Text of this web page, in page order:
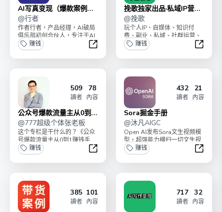
AI写真变现（爆款案例拆
解）
@行者
作者行者，产品经理，AI破局
俱乐部初创合伙人，专注于AI
绘画，AI视频领域。公众号日
更百天，3个月粉...
赚钱
AI写真变现（爆款案例拆解）
挽歌独家出品·私域IP营销
课
@挽歌
玩个人IP、自媒体、知识付
费、副业、私域、社群运营、
朋友圈运营、副业等的朋友，
建议订阅本专栏，逐步打...
赚钱
挽歌
509
讀者
78
內容
公众号爆款流量主从0到1
赚钱手册
@777超级个体张老板
这个专栏是干什么的？《公众
号爆款流量主从0到1赚钱手
册》，带你从0到1学习项目的
操作，不仅学会一个赚...
赚钱
公众号爆款流量主从0到1赚钱手册
432
讀者
21
內容
Sora掘金手册
@沐凡AIGC
Open AI发布Sora文生视频模
型，超强能力横扫一切文生视
频模型，堪称地表最强视频模
型！我是沐凡...
赚钱
Sora
385
讀者
101
內容
717
讀者
32
內容